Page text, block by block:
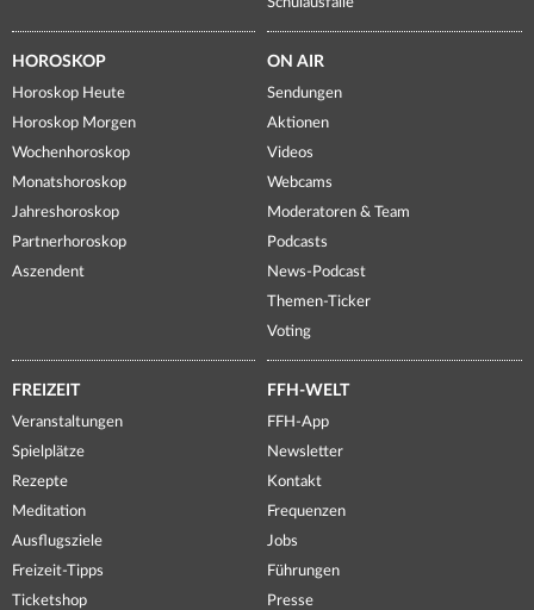
HOROSKOP
Horoskop Heute
Horoskop Morgen
Wochenhoroskop
Monatshoroskop
Jahreshoroskop
Partnerhoroskop
Aszendent
ON AIR
Sendungen
Aktionen
Videos
Webcams
Moderatoren & Team
Podcasts
News-Podcast
Themen-Ticker
Voting
FREIZEIT
Veranstaltungen
Spielplätze
Rezepte
Meditation
Ausflugsziele
Freizeit-Tipps
Ticketshop
FFH-WELT
FFH-App
Newsletter
Kontakt
Frequenzen
Jobs
Führungen
Presse